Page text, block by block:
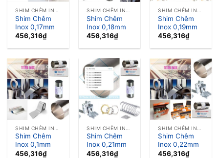
Shim Chêm
Inox 0,17mm
456,316₫
Shim Chêm
Inox 0,18mm
456,316₫
Shim Chêm
Inox 0,19mm
456,316₫
Shim Chêm
Inox 0,1mm
456,316₫
Shim Chêm
Inox 0,21mm
456,316₫
Shim Chêm
Inox 0,22mm
456,316₫